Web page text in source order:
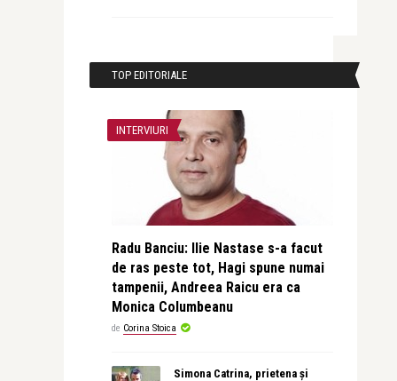
TOP EDITORIALE
INTERVIURI
Radu Banciu: Ilie Nastase s-a facut
de ras peste tot, Hagi spune numai
tampenii, Andreea Raicu era ca
Monica Columbeanu
de Corina Stoica
Simona Catrina, prietena și